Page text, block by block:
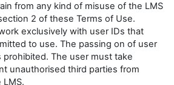
from any kind of misuse of the LMS
2 of these Terms of Use.
exclusively with user IDs that
to use. The passing on of user
prohibited. The user must take
unauthorised third parties from